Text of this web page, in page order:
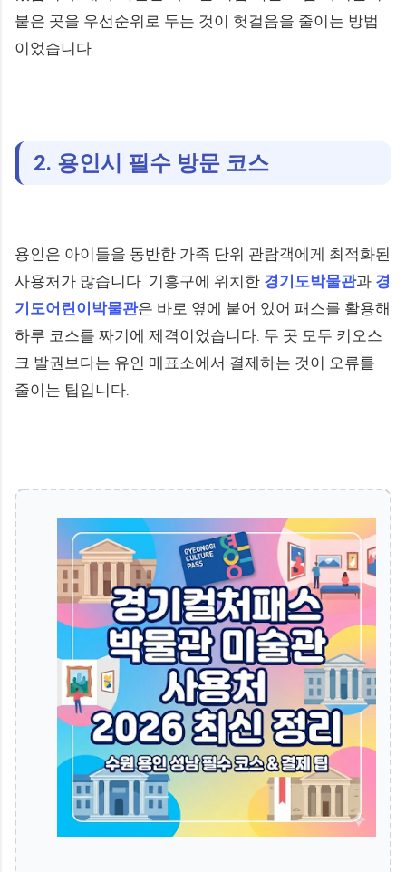
붙은 곳을 우선순위로 두는 것이 헛걸음을 줄이는 방법
이었습니다.
2. 용인시 필수 방문 코스
용인은 아이들을 동반한 가족 단위 관람객에게 최적화된
사용처가 많습니다. 기흥구에 위치한 경기도박물관과 경
기도어린이박물관은 바로 옆에 붙어 있어 패스를 활용해
하루 코스를 짜기에 제격이었습니다. 두 곳 모두 키오스
크 발권보다는 유인 매표소에서 결제하는 것이 오류를
줄이는 팁입니다.